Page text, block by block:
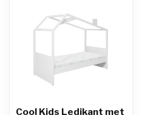
Cool Kids Ledikant met